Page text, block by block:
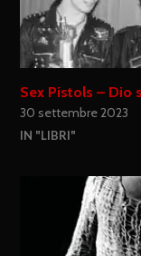
Sex Pistols – Dio
30 settembre 2023
IN "LIBRI"